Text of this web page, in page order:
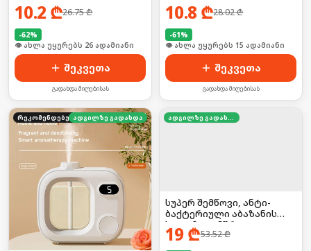
10.2 ₾26.75₾
-62%
🛒 ბოლო 24სთ-ში იყიდა 41-მა
შეკვეთა
გადახდა მიღებისას
10.8 ₾28.02₾
-61%
🛒 ბოლო 24სთ-ში იყიდა 19-მა
შეკვეთა
გადახდა მიღებისას
რეკომენდებულიადგილზე გადახდა ადგილზე გადახდა
სუპერ შემწოვი, ანტი-
ბაქტერიული აბაზანის
ხალიჩა — მშრალი და
უსაფრთხო იატაკისთვის
19 ₾53.52₾